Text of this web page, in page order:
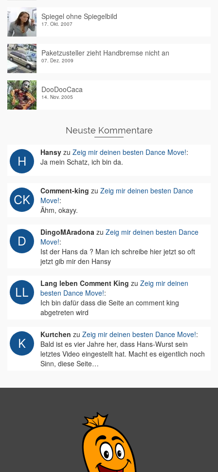
Spiegel ohne Spiegelbild
17. Okt. 2007
Paketzusteller zieht Handbremse nicht an
07. Dez. 2009
DooDooCaca
14. Nov. 2005
Neuste Kommentare
Hansy zu Zeig mir deinen besten Dance Move!:
Ja mein Schatz, ich bin da.
Comment-king zu Zeig mir deinen besten Dance
Move!:
Ähm, okayy.
DingoMAradona zu Zeig mir deinen besten Dance
Move!:
Ist der Hans da ? Man ich schreibe hier jetzt so oft
jetzt gib mir den Hansy
Lang leben Comment King zu Zeig mir deinen
besten Dance Move!:
Ich bin dafür dass die Seite an comment king
abgetreten wird
Kurtchen zu Zeig mir deinen besten Dance Move!:
Bald ist es vier Jahre her, dass Hans-Wurst sein
letztes Video eingestellt hat. Macht es eigentlich noch
Sinn, diese Seite…